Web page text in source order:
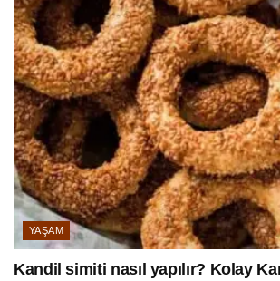
YAŞAM
Kandil simiti nasıl yapılır? Kolay